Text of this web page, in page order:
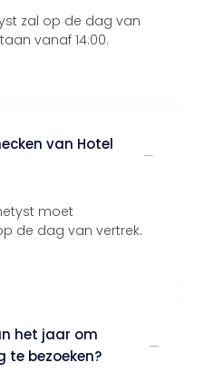
zal op de dag van
vanaf 14:00.
van Hotel
moet
de dag van vertrek.
het jaar om
te bezoeken?